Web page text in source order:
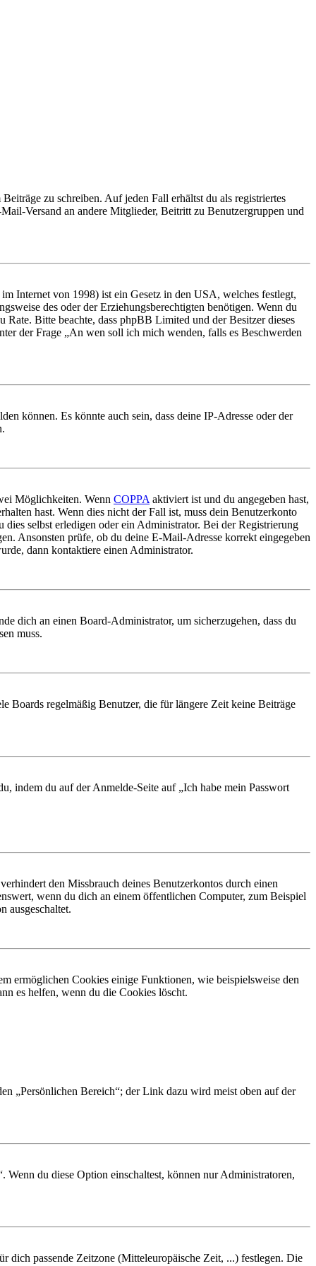
zu schreiben. Auf jeden Fall erhältst du als registriertes
Versand an andere Mitglieder, Beitritt zu Benutzergruppen und
Internet von 1998) ist ein Gesetz in den USA, welches festlegt,
des oder der Erziehungsberechtigten benötigen. Wenn du
Bitte beachte, dass phpBB Limited und der Besitzer dieses
der Frage „An wen soll ich mich wenden, falls es Beschwerden
können. Es könnte auch sein, dass deine IP-Adresse oder der
Möglichkeiten. Wenn COPPA aktiviert ist und du angegeben hast,
hast. Wenn dies nicht der Fall ist, muss dein Benutzerkonto
selbst erledigen oder ein Administrator. Bei der Registrierung
Ansonsten prüfe, ob du deine E-Mail-Adresse korrekt eingegeben
dann kontaktiere einen Administrator.
dich an einen Board-Administrator, um sicherzugehen, dass du
muss.
Boards regelmäßig Benutzer, die für längere Zeit keine Beiträge
indem du auf der Anmelde-Seite auf „Ich habe mein Passwort
den Missbrauch deines Benutzerkontos durch einen
wenn du dich an einem öffentlichen Computer, zum Beispiel
ausgeschaltet.
ermöglichen Cookies einige Funktionen, wie beispielsweise den
es helfen, wenn du die Cookies löscht.
„Persönlichen Bereich“; der Link dazu wird meist oben auf der
du diese Option einschaltest, können nur Administratoren,
dich passende Zeitzone (Mitteleuropäische Zeit, ...) festlegen. Die